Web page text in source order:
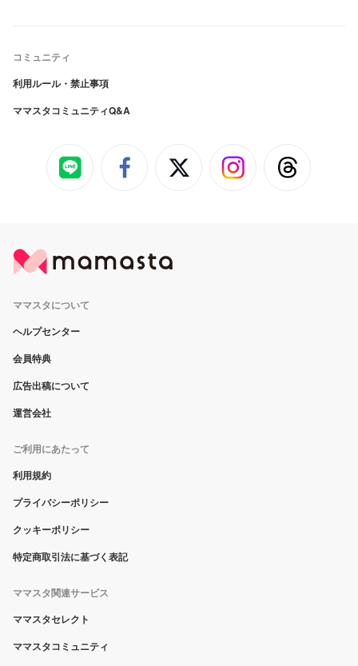
コミュニティ
利用ルール・禁止事項
ママスタコミュニティQ&A
ママスタについて
ヘルプセンター
会員特典
広告出稿について
運営会社
ご利用にあたって
利用規約
プライバシーポリシー
クッキーポリシー
特定商取引法に基づく表記
ママスタ関連サービス
ママスタセレクト
ママスタコミュニティ